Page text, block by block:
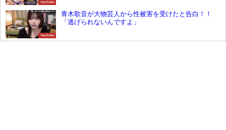
YouTube
YouTube
青木歌音が大物芸人から性被害を受けたと告白！！
「逃げられないんですよ」